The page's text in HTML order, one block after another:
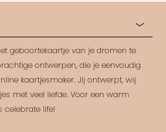
geboortekaartje van je dromen te
ontwerpen, die je eenvoudig
kaartjesmaker. Jij ontwerpt, wij
met veel liefde. Voor een warm
celebrate life!